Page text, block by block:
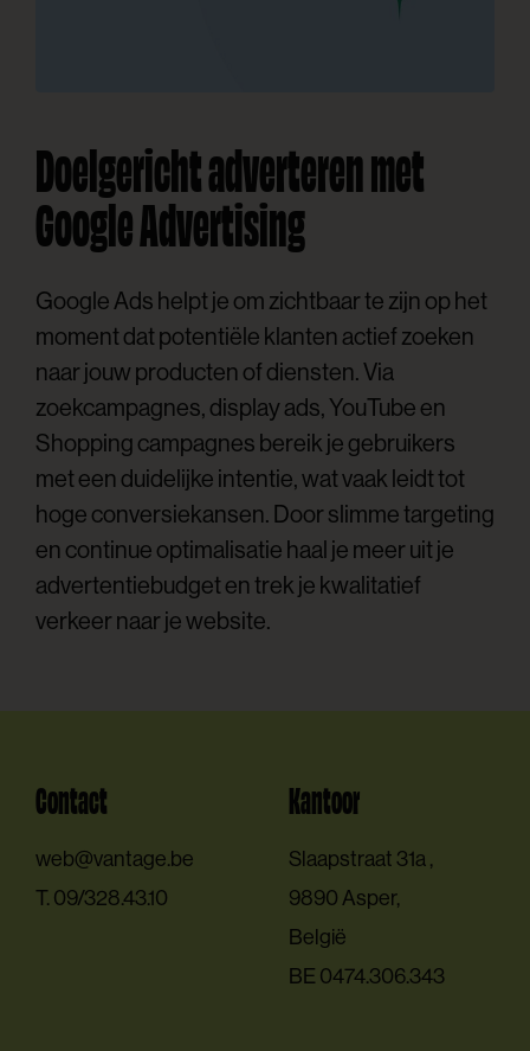
Doelgericht adverteren met
Google Advertising
Google Ads helpt je om zichtbaar te zijn op het
moment dat potentiële klanten actief zoeken
naar jouw producten of diensten. Via
zoekcampagnes, display ads, YouTube en
Shopping campagnes bereik je gebruikers
met een duidelijke intentie, wat vaak leidt tot
hoge conversiekansen. Door slimme targeting
en continue optimalisatie haal je meer uit je
advertentiebudget en trek je kwalitatief
verkeer naar je website.
Contact
E.
web@vantage.be
T. 09/328.43.10
Kantoor
Slaapstraat 31a ,
9890 Asper,
België
BE 0474.306.343